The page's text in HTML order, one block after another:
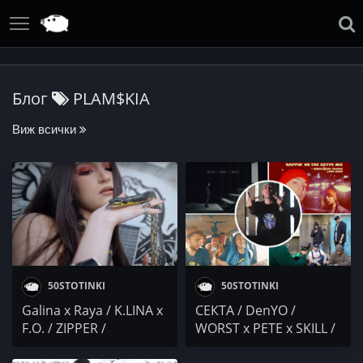
Блог PLAM$KIA
Виж всички
50STOTINKI
Galina x Raya / K.LINA x
F.O. / ZIPPER /
50STOTINKI
СЕКТА / DenYO /
WORST x PETE x SKILL /